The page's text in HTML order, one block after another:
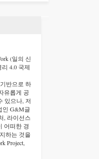
(일의 신
4.0 국제
반으로 하
유롭게 공
있으나, 저
인 G&M글
, 라이선스
어떠한 경
하는 것을
Project,